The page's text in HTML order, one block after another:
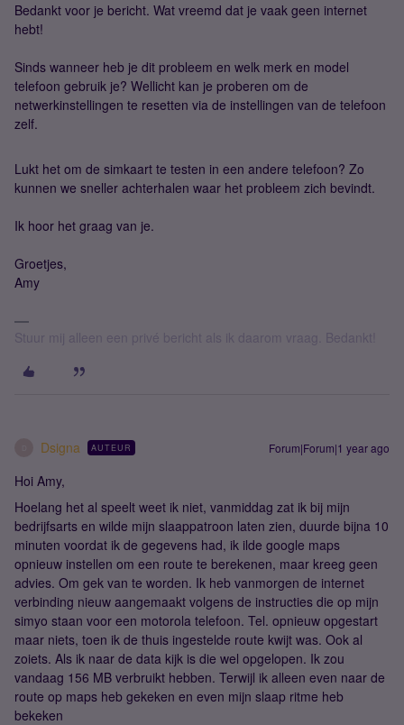
Bedankt voor je bericht. Wat vreemd dat je vaak geen internet
hebt!
Sinds wanneer heb je dit probleem en welk merk en model
telefoon gebruik je? Wellicht kan je proberen om de
netwerkinstellingen te resetten via de instellingen van de telefoon
zelf.
Lukt het om de simkaart te testen in een andere telefoon? Zo
kunnen we sneller achterhalen waar het probleem zich bevindt.
Ik hoor het graag van je.
Groetjes,
Amy
Stuur mij alleen een privé bericht als ik daarom vraag. Bedankt!
Dsigna AUTEUR Forum|Forum|1 year ago
Hoi Amy,
Hoelang het al speelt weet ik niet, vanmiddag zat ik bij mijn
bedrijfsarts en wilde mijn slaappatroon laten zien, duurde bijna 10
minuten voordat ik de gegevens had, ik ilde google maps
opnieuw instellen om een route te berekenen, maar kreeg geen
advies. Om gek van te worden. Ik heb vanmorgen de internet
verbinding nieuw aangemaakt volgens de instructies die op mijn
simyo staan voor een motorola telefoon. Tel. opnieuw opgestart
maar niets, toen ik de thuis ingestelde route kwijt was. Ook al
zoiets. Als ik naar de data kijk is die wel opgelopen. Ik zou
vandaag 156 MB verbruikt hebben. Terwijl ik alleen even naar de
route op maps heb gekeken en even mijn slaap ritme heb
bekeken